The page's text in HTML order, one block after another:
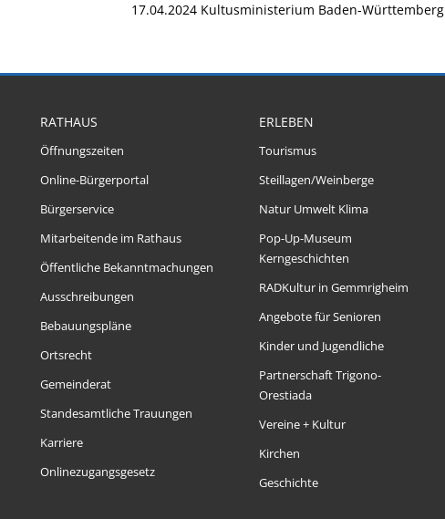
17.04.2024 Kultusministerium Baden-Württemberg
RATHAUS
Öffnungszeiten
Online-Bürgerportal
Bürgerservice
Mitarbeitende im Rathaus
Öffentliche Bekanntmachungen
Ausschreibungen
Bebauungspläne
Ortsrecht
Gemeinderat
Standesamtliche Trauungen
Karriere
Onlinezugangsgesetz
ERLEBEN
Tourismus
Steillagen/Weinberge
Natur Umwelt Klima
Pop-Up-Museum
Kerngeschichten
RADKultur in Gemmrigheim
Angebote für Senioren
Kinder und Jugendliche
Partnerschaft Trigono-
Orestiada
Vereine + Kultur
Kirchen
Geschichte